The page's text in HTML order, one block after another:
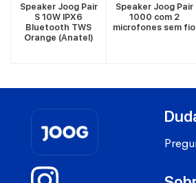
Speaker Joog Pair
S 10W IPX6
Bluetooth TWS
Orange (Anatel)
Speaker Joog Pair
1000 com 2
microfones sem fio